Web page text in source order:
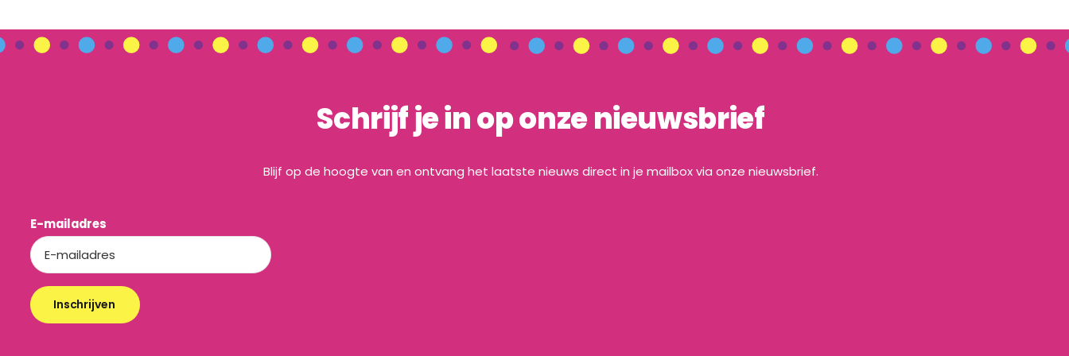
Schrijf je in op onze nieuwsbrief
Blijf op de hoogte van en ontvang het laatste nieuws direct in je mailbox via onze nieuwsbrief.
E-mailadres
Inschrijven